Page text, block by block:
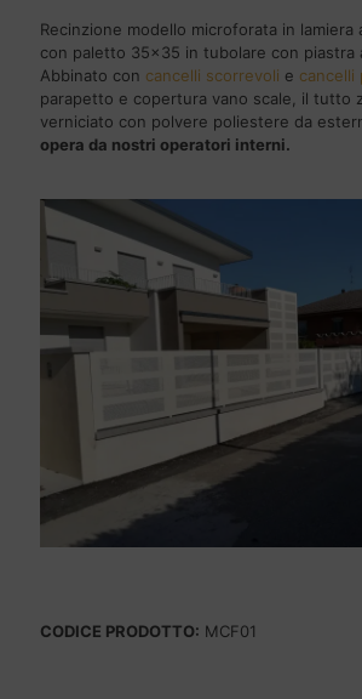
Recinzione modello microforata in lamiera
con paletto 35x35 in tubolare con piastra
Abbinato con cancelli scorrevoli e cancelli
parapetto e copertura vano scale, il tutto
verniciato con polvere poliestere da
opera da nostri operatori interni.
CODICE PRODOTTO: MCF01